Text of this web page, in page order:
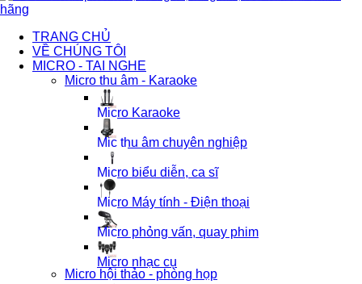
TRANG CHỦ
VỀ CHÚNG TÔI
MICRO - TAI NGHE
Micro thu âm - Karaoke
Micro Karaoke
Mic thu âm chuyên nghiệp
Micro biểu diễn, ca sĩ
Micro Máy tính - Điện thoại
Micro phỏng vấn, quay phim
Micro nhạc cụ
Micro hội thảo - phòng họp